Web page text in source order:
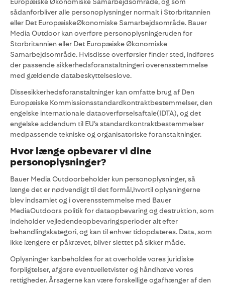
sådanforbliver alle personoplysninger normalt i Storbritannien
eller Det EuropæiskeØkonomiske Samarbejdsområde. Bauer
Media Outdoor kan overføre personoplysningeruden for
Storbritannien eller Det Europæiske Økonomiske
Samarbejdsområde. Hvisdisse overførsler finder sted, indføres
der passende sikkerhedsforanstaltningeri overensstemmelse
med gældende databeskyttelseslove.
Dissesikkerhedsforanstaltninger kan omfatte brug af Den
Europæiske Kommissionsstandardkontraktbestemmelser, den
engelske internationale dataoverførselsaftale(IDTA), og det
engelske addendum til EU’s standardkontraktbestemmelser
medpassende tekniske og organisatoriske foranstaltninger.
Hvor længe opbevarer vi dine
personoplysninger?
Bauer Media Outdoorbeholder kun personoplysninger, så
længe det er nødvendigt til det formål,hvortil oplysningerne
blev indsamlet og i overensstemmelse med Bauer
MediaOutdoors politik for dataopbevaring og destruktion, som
indeholder vejledendeopbevaringsperioder alt efter
behandlingskategori, og kan til enhver tidopdateres. Data, som
ikke længere er påkrævet, bliver slettet på sikker måde.
Oplysninger kanbeholdes for at overholde vores juridiske
forpligtelser, afgøre eventuelletvister og håndhæve vores
rettigheder. Årsagerne kan være forskellige ogafhænger af den